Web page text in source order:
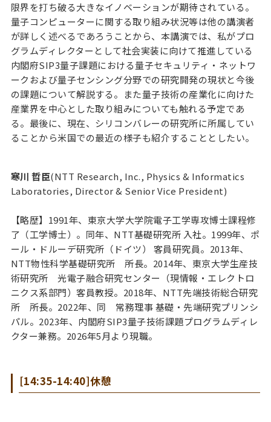
限界を打ち破る大きなイノベーションが期待されている。
量子コンピューターに関する取り組み状況等は他の講演者
が詳しく述べるであろうことから、本講演では、私がプロ
グラムディレクターとして社会実装に向けて推進している
内閣府SIP3量子課題における量子セキュリティ・ネットワ
ークおよび量子センシング分野での研究開発の現状と今後
の課題について解説する。また量子技術の産業化に向けた
産業界を中心とした取り組みについても触れる予定であ
る。最後に、現在、シリコンバレーの研究所に所属してい
ることから米国での最近の様子も紹介することとしたい。
寒川 哲臣(NTT Research, Inc., Physics & Informatics
Laboratories, Director & Senior Vice President)
【略歴】1991年、東京大学大学院電子工学専攻博士課程修
了（工学博士）。同年、NTT基礎研究所 入社。1999年、ポ
ール・ドルーデ研究所（ドイツ） 客員研究員。2013年、
NTT物性科学基礎研究所 所長。2014年、東京大学生産技
術研究所 光電子融合研究センター（現情報・エレクトロ
ニクス系部門）客員教授。2018年、NTT先端技術総合研究
所 所長。2022年、同 常務理事 基礎・先端研究プリンシ
パル。2023年、内閣府SIP3量子技術課題プログラムディレ
クター兼務。2026年5月より現職。
[14:35-14:40]休憩